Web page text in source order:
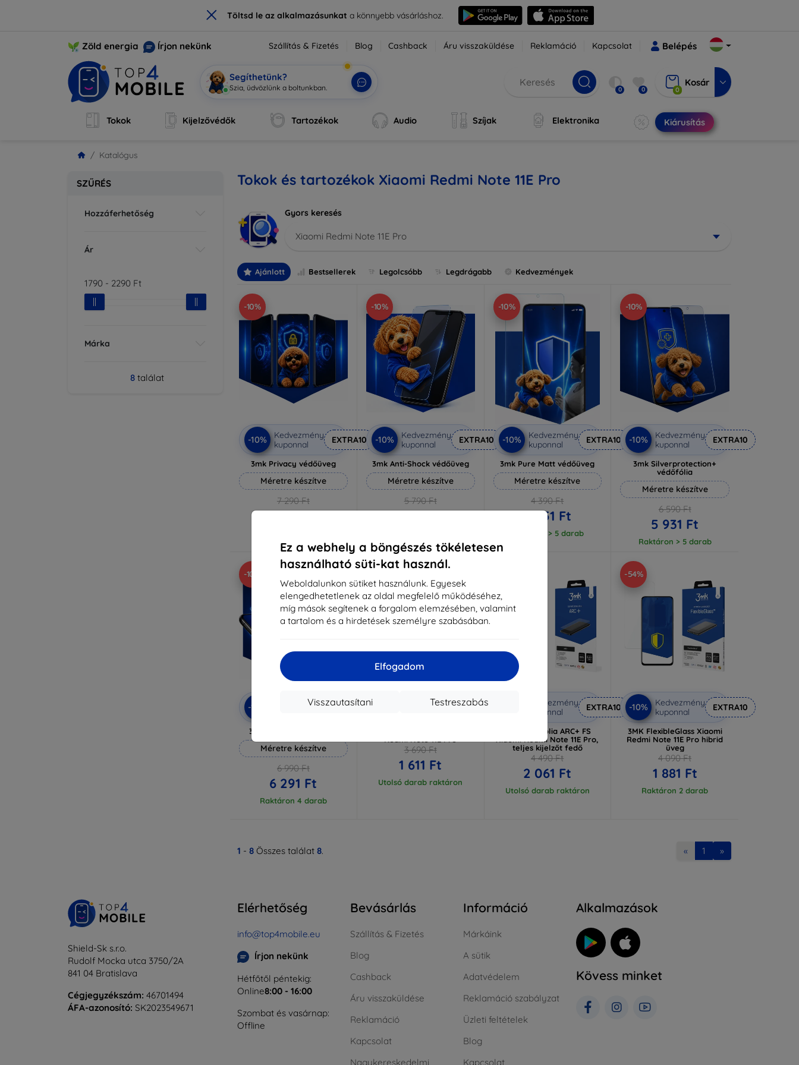
× Töltsd le az alkalmazásunkata könnyebb vásárláshoz.
Ez a webhely a böngészés tökéletesen
használható süti-kat használ.
Weboldalunkon sütiket használunk. Egyesek
elengedhetetlenek az oldal megfelelő működéséhez,
míg mások segítenek a forgalom elemzésében, valamint
a tartalom és a hirdetések személyre szabásában.
Elfogadom
Testreszabás
Visszautasítani
Zöld energia Írjon nekünk Szállítás & Fizetés Blog Cashback Áru visszaküldése Reklamáció Kapcsolat Belépés
Segíthetünk?
| 0 0 0
Kosár
Tokok Kijelzővédők Tartozékok Audio Szíjak Elektronika Kiárusítás
Katalógus
SZŰRÉS
Hozzáferhetőség
Ár
1790 - 2290 Ft
Márka
8találat
Tokok és tartozékok Xiaomi Redmi Note 11E Pro
Gyors keresés
Xiaomi Redmi Note 11E Pro
Ajánlott Bestsellerek Legolcsóbb Legdrágabb Kedvezmények
-10%
-10%
Kedvezmény
kuponnal
EXTRA10
3mk Privacy védőüveg
Méretre készítve
7 290 Ft
6 561 Ft
-10%
-10%
Kedvezmény
kuponnal
EXTRA10
3mk Anti-Shock védőüveg
Méretre készítve
5 790 Ft
5 211 Ft
-10%
-10%
Kedvezmény
kuponnal
EXTRA10
3mk Pure Matt védőüveg
Méretre készítve
4 390 Ft
3 951 Ft
Raktáron > 5 darab
-10%
-10%
Kedvezmény
kuponnal
EXTRA10
3mk Silverprotection+
védőfólia
Méretre készítve
6 590 Ft
5 931 Ft
Raktáron > 5 darab
-10%
-10%
Kedvezmény
EXTRA10
3mk Hammer védőfólia
Méretre készítve
6 990 Ft
6 291 Ft
Raktáron 4 darab
Kedvezmény
EXTRA10
3 690 Ft
1 611 Ft
Utolsó darab raktáron
Kedvezmény
kuponnal
EXTRA10
3MK védőfólia ARC+ FS
Xiaomi Redmi Note 11E Pro,
teljes kijelzőt fedő
4 490 Ft
2 061 Ft
Utolsó darab raktáron
-54%
-10%
Kedvezmény
kuponnal
EXTRA10
3MK FlexibleGlass Xiaomi
Redmi Note 11E Pro hibrid
üveg
4 090 Ft
1 881 Ft
Raktáron 2 darab
1 - 8 Összes találat 8. « 1 »
Shield-Sk s.r.o.
Rudolf Mocka utca 3750/2A
841 04 Bratislava
Cégjegyzékszám: 46701494
ÁFA-azonosító: SK2023549671
Elérhetőség
info@top4mobile.eu
Írjon nekünk
Hétfőtől péntekig:
Online8:00 - 16:00
Szombat és vasárnap:
Offline
Bevásárlás
Szállítás & Fizetés
Blog
Cashback
Áru visszaküldése
Reklamáció
Kapcsolat
Nagykereskedelmi
Információ
Márkáink
A sütik
Adatvédelem
Reklamáció szabályzat
Üzleti feltételek
Blog
Kapcsolat
Alkalmazások
Kövess minket